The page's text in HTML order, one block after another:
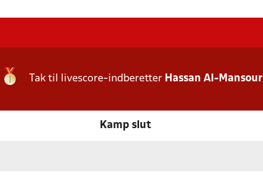
Tak til livescore-indberetter Hassan Al-Mansour
Kamp slut